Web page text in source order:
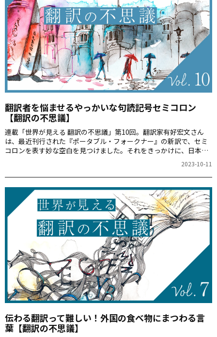
翻訳者を悩ませるやっかいな句読記号セミコロン
【翻訳の不思議】
連載「世界が見える 翻訳の不思議」第10回。翻訳家有好宏文さん
は、最近刊行された『ポータブル・フォークナー』の新訳で、セミ
コロンを表す妙な空白を見つけました。それをきっかけに、日本語
翻訳におけるセミコロンの表現の難しさと翻訳の奥深さについて探
2023-10-11
伝わる翻訳って難しい！外国の食べ物にまつわる言
葉【翻訳の不思議】